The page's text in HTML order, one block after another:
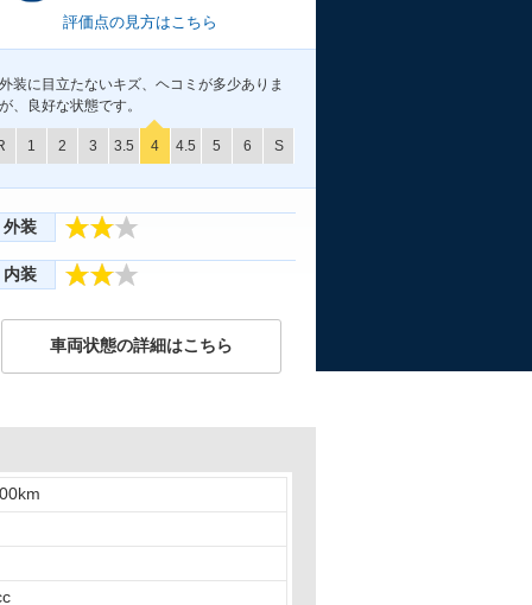
評価点の見方はこちら
装に目立たないキズ、ヘコミが多少ありま
、良好な状態です。
1 2 3 3.5 4 4.5 5 6 S
外装
内装
車両状態の詳細はこちら